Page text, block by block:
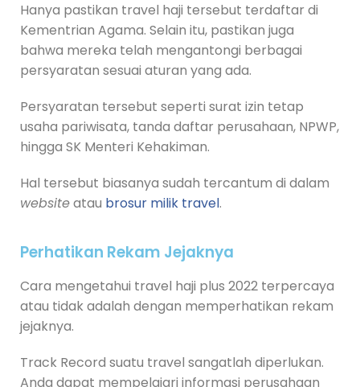
Hanya pastikan travel haji tersebut terdaftar di
Kementrian Agama. Selain itu, pastikan juga
bahwa mereka telah mengantongi berbagai
persyaratan sesuai aturan yang ada.
Persyaratan tersebut seperti surat izin tetap
usaha pariwisata, tanda daftar perusahaan, NPWP,
hingga SK Menteri Kehakiman.
Hal tersebut biasanya sudah tercantum di dalam
websiteatau brosur milik travel.
Perhatikan Rekam Jejaknya
Cara mengetahui travel haji plus 2022 terpercaya
atau tidak adalah dengan memperhatikan rekam
jejaknya.
Track Record suatu travel sangatlah diperlukan.
Anda dapat mempelajari informasi perusahaan